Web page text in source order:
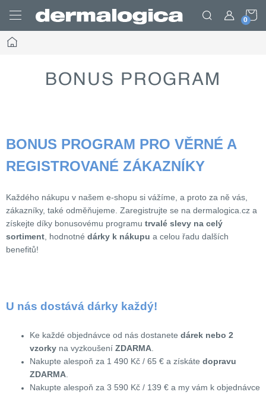
obsah
Domov
BONUS PROGRAM
BONUS PROGRAM PRO VĚRNÉ A
REGISTROVANÉ ZÁKAZNÍKY
Každého nákupu v našem e-shopu si vážíme, a proto za ně vás,
zákazníky, také odměňujeme. Zaregistrujte se na dermalogica.cz a
získejte díky bonusovému programu trvalé slevy na celý
sortiment , hodnotné dárky k nákupu a celou řadu dalších
benefitů!
U nás dostává dárky každý!
Ke každé objednávce od nás dostanete dárek nebo 2
vzorky na vyzkoušení ZDARMA
Nakupte alespoň za 1 490 Kč / 65 € a získáte dopravu
ZDARMA
Nakupte alespoň za 3 590 Kč / 139 € a my vám k objednávce